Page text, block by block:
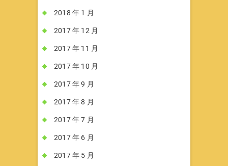
2018 年 1 月
2017 年 12 月
2017 年 11 月
2017 年 10 月
2017 年 9 月
2017 年 8 月
2017 年 7 月
2017 年 6 月
2017 年 5 月